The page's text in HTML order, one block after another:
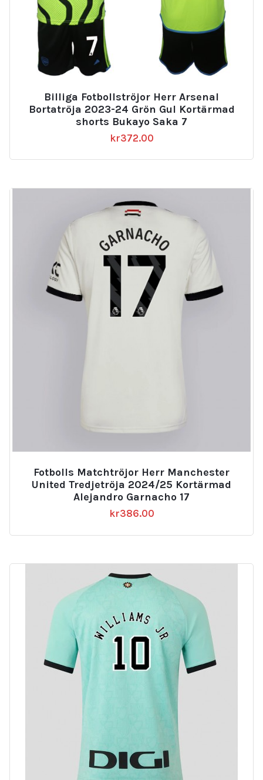
Billiga Fotbollströjor Herr Arsenal
Bortatröja 2023-24 Grön Gul Kortärmad
shorts Bukayo Saka 7
kr372.00
Fotbolls Matchtröjor Herr Manchester
United Tredjetröja 2024/25 Kortärmad
Alejandro Garnacho 17
kr386.00